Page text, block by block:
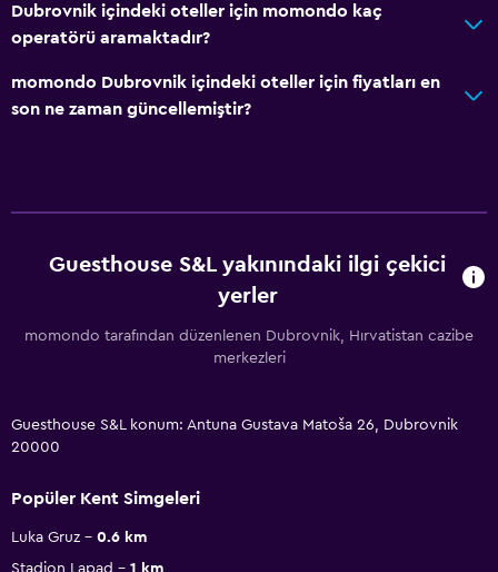
Dubrovnik içindeki oteller için momondo kaç
operatörü aramaktadır?
momondo Dubrovnik içindeki oteller için fiyatları en
son ne zaman güncellemiştir?
Guesthouse S&L yakınındaki ilgi çekici
yerler
momondo tarafından düzenlenen Dubrovnik, Hırvatistan cazibe
merkezleri
Guesthouse S&L konum: Antuna Gustava Matoša 26, Dubrovnik
20000
Popüler Kent Simgeleri
Luka Gruz
0.6 km
Stadion Lapad
1 km